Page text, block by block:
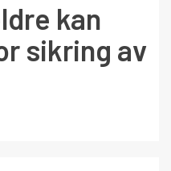
kan
sikring av